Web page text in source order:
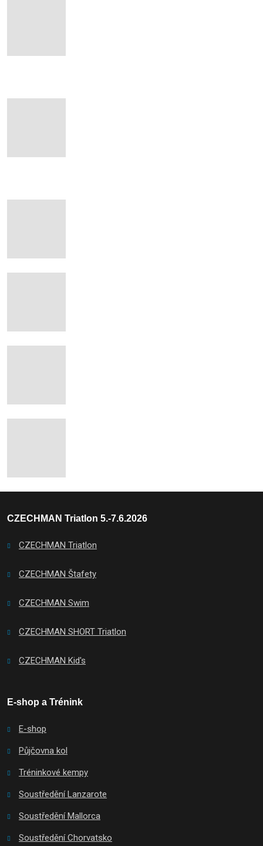
CZECHMAN Triatlon 5.-7.6.2026
CZECHMAN Triatlon
CZECHMAN Štafety
CZECHMAN Swim
CZECHMAN SHORT Triatlon
CZECHMAN Kid's
E-shop a Trénink
E-shop
Půjčovna kol
Tréninkové kempy
Soustředění Lanzarote
Soustředění Mallorca
Soustředění Chorvatsko